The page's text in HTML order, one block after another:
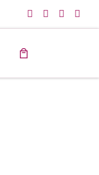
Search